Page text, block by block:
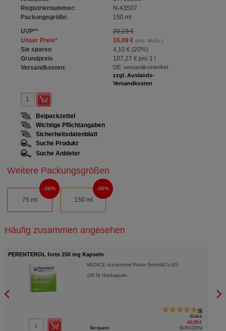
Registriernummer:
N-43507
Packungsgröße:
150 ml
UVP**
20,19 €
Unser Preis* 16,09 €(inkl. MwSt.)
Sie sparen 4,10 € (20%)
Grundpreis
107,27 €pro 1 l
Versandkosten:
DE: versandkostenfrei
zzgl. Auslands-
Versandkosten
Beipackzettel
Wichtige Pflichtangaben
Sicherheitsdatenblatt
Suche Produkt
Suche Anbieter
Weitere Packungsgrößen
75 ml
20%
150 ml
20%
Häufig zusammen angesehen
PERENTEROL forte 250 mg Kapseln
MEDICE Arzneimittel Pütter GmbH&Co.KG
100St Hartkapseln
1
97,51 €
66,95 €
Sie sparen 30,56 € (31%)